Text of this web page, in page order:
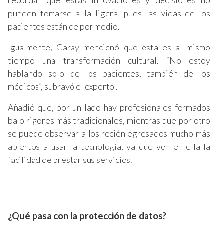
pueden tomarse a la ligera, pues las vidas de los
pacientes están de por medio.
Igualmente, Garay mencionó que esta es al mismo
tiempo una transformación cultural. “No estoy
hablando solo de los pacientes, también de los
médicos”, subrayó el experto .
Añadió que, por un lado hay profesionales formados
bajo rigores más tradicionales, mientras que por otro
se puede observar a los recién egresados mucho más
abiertos a usar la tecnología, ya que ven en ella la
facilidad de prestar sus servicios.
¿Qué pasa con la protección de datos?